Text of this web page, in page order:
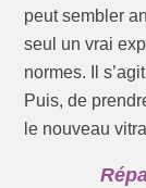
peut sembler
seul un vrai
normes. Il
Puis, de
le nouveau